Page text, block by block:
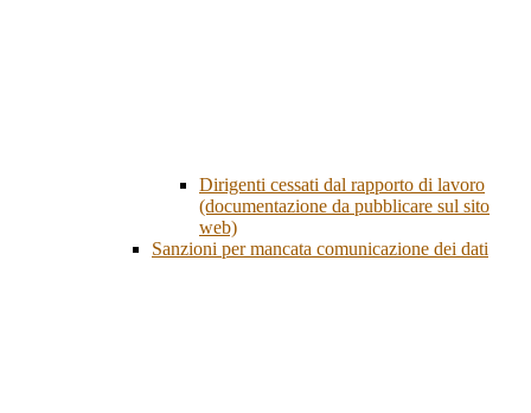
Dirigenti cessati dal rapporto di lavoro
(documentazione da pubblicare sul sito
web)
Sanzioni per mancata comunicazione dei dati